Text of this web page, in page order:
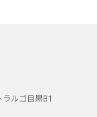
ルゴ目黒B1